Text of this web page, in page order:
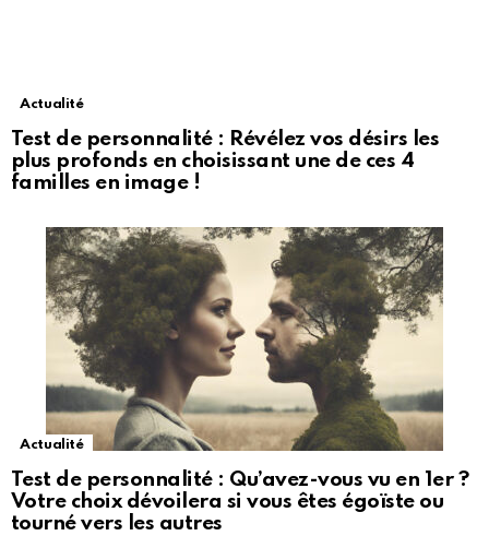
Actualité
Test de personnalité : Révélez vos désirs les
plus profonds en choisissant une de ces 4
familles en image !
Actualité
Test de personnalité : Qu’avez-vous vu en 1er ?
Votre choix dévoilera si vous êtes égoïste ou
tourné vers les autres